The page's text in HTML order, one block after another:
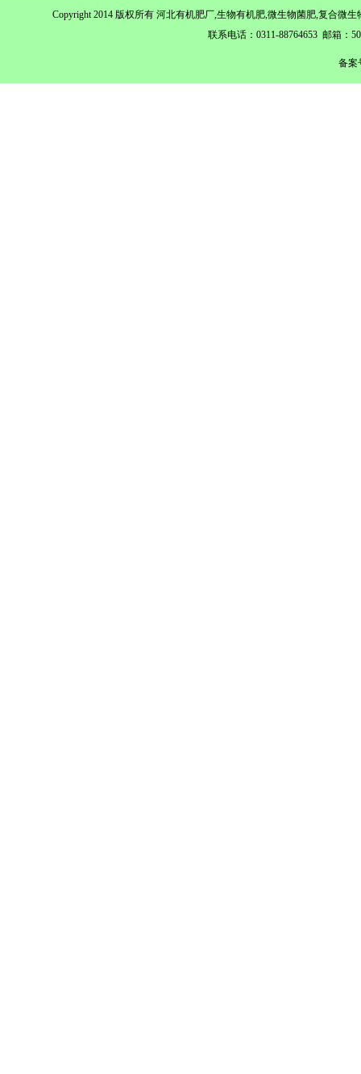
Copyright 2014 版权所有 河北有机肥厂,生物有机肥,微生物菌肥,复合
联系电话：0311-88764653 邮箱：
备案